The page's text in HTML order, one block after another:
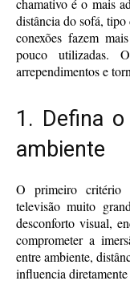
distância do sofá,
conexões fazem
pouco utilizadas.
arrependimentos e
1. Defina
ambiente
O primeiro critério
televisão muito
desconforto visual,
comprometer a
entre ambiente,
influencia